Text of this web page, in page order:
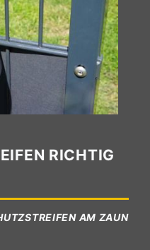
RICHTIG
AM ZAUN